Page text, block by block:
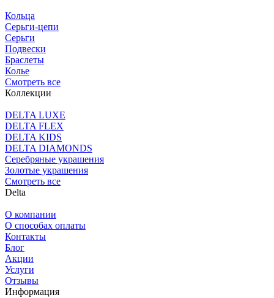
Кольца
Серьги-цепи
Серьги
Подвески
Браслеты
Колье
Смотреть все
Коллекции
DELTA LUXE
DELTA FLEX
DELTA KIDS
DELTA DIAMONDS
Серебряные украшения
Золотые украшения
Смотреть все
Delta
О компании
О способах оплаты
Контакты
Блог
Акции
Услуги
Отзывы
Информация